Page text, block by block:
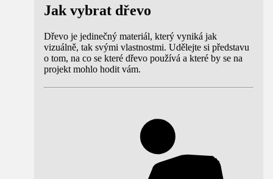
Jak vybrat dřevo
Dřevo je jedinečný materiál, který vyniká jak
vizuálně, tak svými vlastnostmi. Udělejte si představu
o tom, na co se které dřevo používá a které by se na
projekt mohlo hodit vám.